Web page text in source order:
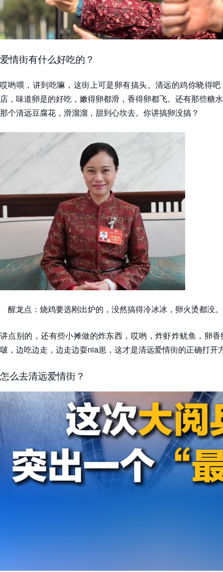
爱情街有什么好吃的？
哎哟喂，讲到吃嘛，这街上可是卵有搞头。清远的鸡你晓得
店，味道卵是的好吃，嫩得卵都滑，香得卵都飞。还有那些糖
那个清远豆腐花，滑溜溜，甜到心坎去。你讲搞卵没搞？
醒龙点：烧鸡要选刚出炉的，没然搞得冷冰冰，卵火烫都没。
讲点别的，还有些小摊做的炸东西，哎哟，炸虾炸鱿鱼，卵
啵，边吃边走，边走边耍nia崽，这才是清远爱情街的正确打开
怎么去清远爱情街？